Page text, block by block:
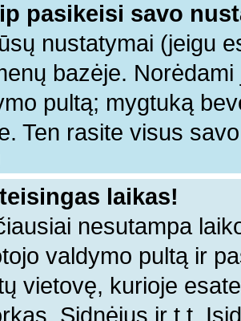
pasikeisi savo
nustatymai (jeigu
bazėje.
pultą; mygtuką
Ten rasite visus
laikas!
nesutampa
valdymo pultą ir
vietovę, kurioje
Sidnėjus ir t.t.